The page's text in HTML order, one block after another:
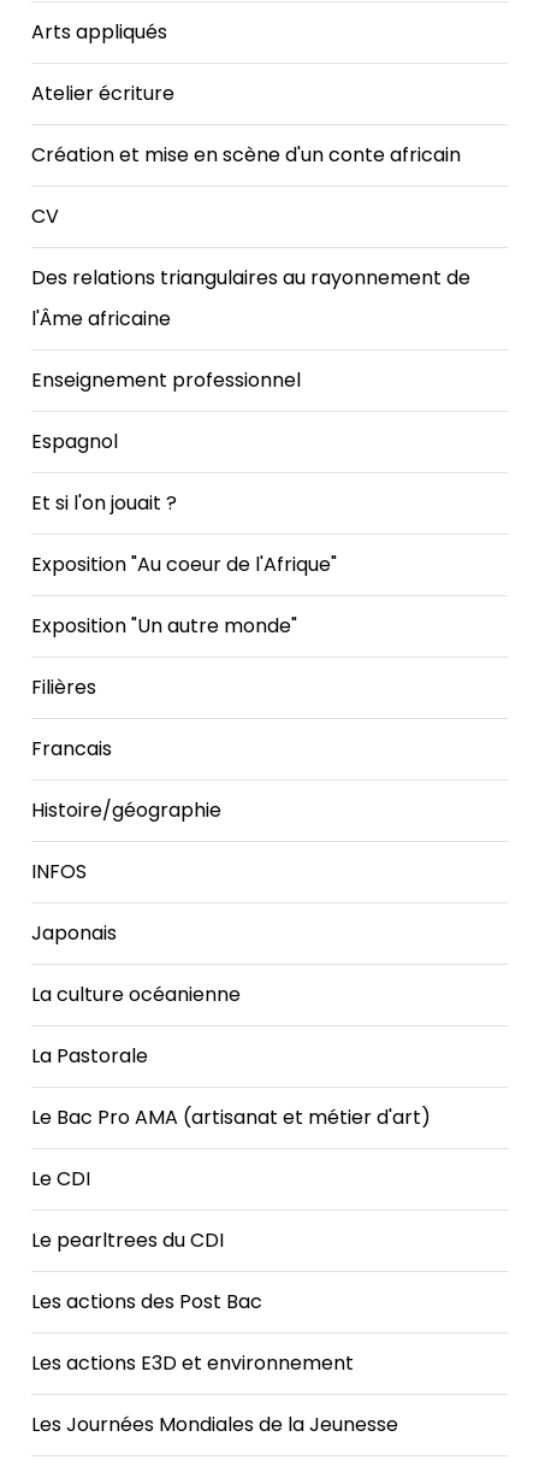
Arts appliqués
Atelier écriture
Création et mise en scène d'un conte africain
CV
Des relations triangulaires au rayonnement de
l'Âme africaine
Enseignement professionnel
Espagnol
Et si l'on jouait ?
Exposition "Au coeur de l'Afrique"
Exposition "Un autre monde"
Filières
Francais
Histoire/géographie
INFOS
Japonais
La culture océanienne
La Pastorale
Le Bac Pro AMA (artisanat et métier d'art)
Le CDI
Le pearltrees du CDI
Les actions des Post Bac
Les actions E3D et environnement
Les Journées Mondiales de la Jeunesse